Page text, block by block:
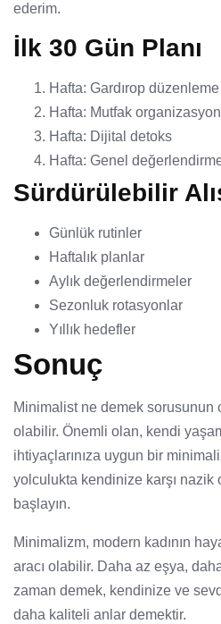
ederim.
İlk 30 Gün Planı
Hafta: Gardırop düzenleme
Hafta: Mutfak
Hafta: Dijital detoks
Hafta: Genel
Sürdürülebilir
Günlük rutinler
Haftalık planlar
Aylık değerlendirmeler
Sezonluk rotasyonlar
Yıllık hedefler
Sonuç
Minimalist ne demek sorusunun
olabilir. Önemli olan, kendi
ihtiyaçlarınıza uygun bir
yolculukta kendinize karşı nazik
başlayın.
Minimalizm, modern kadının
aracı olabilir. Daha az eşya,
zaman demek, kendinize ve
daha kaliteli anlar demektir.